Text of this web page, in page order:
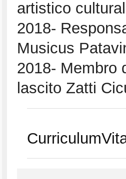
artistico
2018-
Musicus
2018- Membro
lascito Zatti